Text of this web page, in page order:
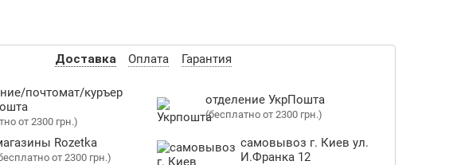
Доставка Оплата Гарантия
почтомат/куръер
от 2300 грн.)
отделение УкрПошта
(бесплатно от 2300 грн.)
Rozetka
от 2300 грн.)
самовывоз г. Киев ул.
И.Франка 12